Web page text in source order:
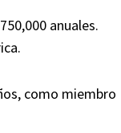
anuales.
como miembro